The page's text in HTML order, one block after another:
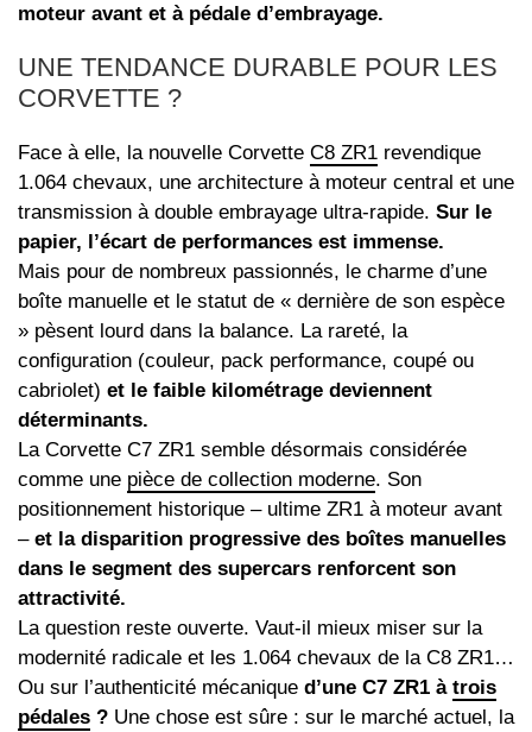
moteur avant et à pédale d’embrayage.
UNE TENDANCE DURABLE POUR LES
CORVETTE ?
Face à elle, la nouvelle Corvette C8 ZR1 revendique
1.064 chevaux, une architecture à moteur central et une
transmission à double embrayage ultra-rapide. Sur le
papier, l’écart de performances est immense.
Mais pour de nombreux passionnés, le charme d’une
boîte manuelle et le statut de « dernière de son espèce
» pèsent lourd dans la balance. La rareté, la
configuration (couleur, pack performance, coupé ou
cabriolet) et le faible kilométrage deviennent
déterminants.
La Corvette C7 ZR1 semble désormais considérée
comme une pièce de collection moderne. Son
positionnement historique – ultime ZR1 à moteur avant
– et la disparition progressive des boîtes manuelles
dans le segment des supercars renforcent son
attractivité.
La question reste ouverte. Vaut-il mieux miser sur la
modernité radicale et les 1.064 chevaux de la C8 ZR1…
Ou sur l’authenticité mécanique d’une C7 ZR1 à trois
pédales ? Une chose est sûre : sur le marché actuel, la